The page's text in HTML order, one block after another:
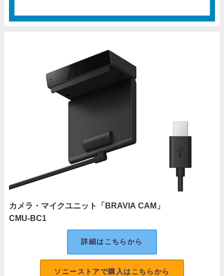
カメラ・マイクユニット「BRAVIA CAM」
CMU-BC1
詳細はこちらから
ソニーストアで購入はこちらから